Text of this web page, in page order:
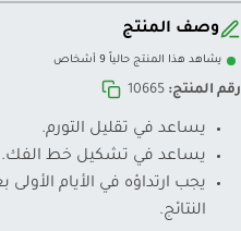
وصف المنتج
يشاهد هذا المنتج حالياً 9 أشخاص
رقم المنتج: 10665
يساعد في تقليل التورم.
يساعد في تشكيل خط الفك.
يجب ارتداؤه في الأيام
النتائج.